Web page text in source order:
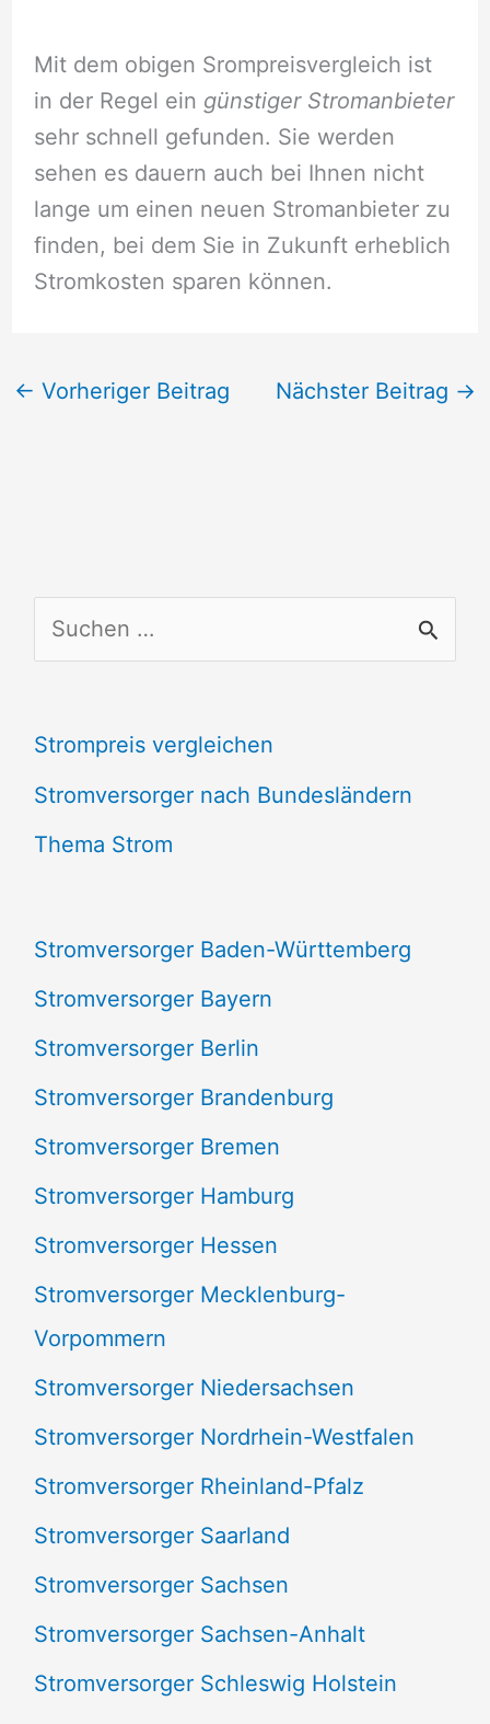
Mit dem obigen Srompreisvergleich ist
in der Regel ein günstiger Stromanbieter
sehr schnell gefunden. Sie werden
sehen es dauern auch bei Ihnen nicht
lange um einen neuen Stromanbieter zu
finden, bei dem Sie in Zukunft erheblich
Stromkosten sparen können.
← Vorheriger Beitrag Nächster Beitrag →
u
h
e
n
h
:
Strompreis vergleichen
Stromversorger nach Bundesländern
Thema Strom
Stromversorger Baden-Württemberg
Stromversorger Bayern
Stromversorger Berlin
Stromversorger Brandenburg
Stromversorger Bremen
Stromversorger Hamburg
Stromversorger Hessen
Stromversorger Mecklenburg-
Vorpommern
Stromversorger Niedersachsen
Stromversorger Nordrhein-Westfalen
Stromversorger Rheinland-Pfalz
Stromversorger Saarland
Stromversorger Sachsen
Stromversorger Sachsen-Anhalt
Stromversorger Schleswig Holstein